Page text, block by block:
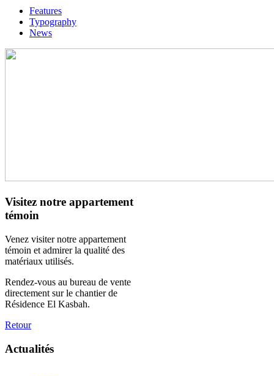
Features
Typography
News
Visitez notre appartement
témoin
Venez visiter notre appartement
témoin et admirer la qualité des
matériaux utilisés.
Rendez-vous au bureau de vente
directement sur le chantier de
Résidence El Kasbah.
Retour
Actualités